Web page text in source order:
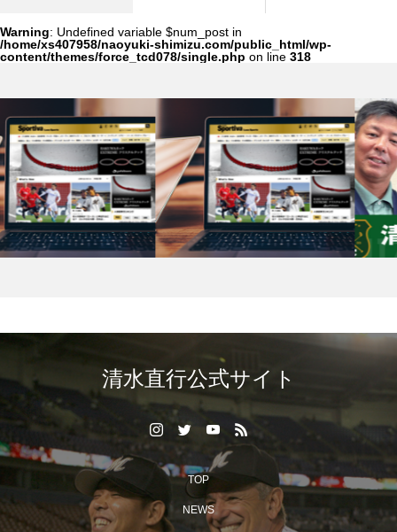
Warning: Undefined variable $num_post in
/home/xs407958/naoyuki-shimizu.com/public_html/wp-
content/themes/force_tcd078/single.php on line 318
清水直行公式サイト
TOP
NEWS